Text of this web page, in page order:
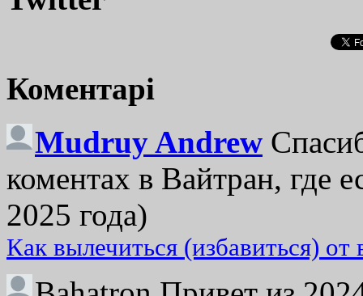
Коментарі
Mudruy Andrew
коментах в Вайтран, где
2025 года)
Как вылечиться (избавиться)